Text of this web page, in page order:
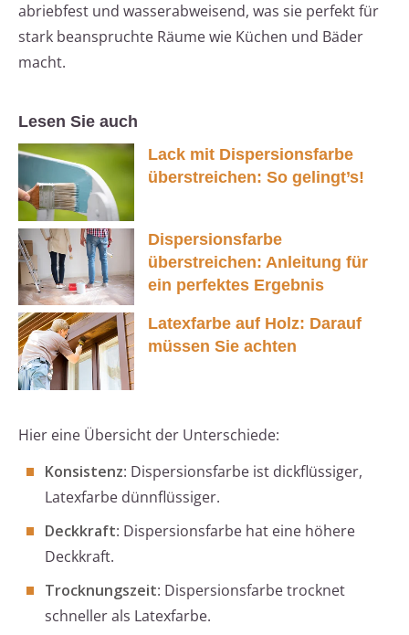
abriebfest und wasserabweisend, was sie perfekt für
stark beanspruchte Räume wie Küchen und Bäder
macht.
Lesen Sie auch
Lack mit Dispersionsfarbe
überstreichen: So gelingt’s!
Dispersionsfarbe
überstreichen: Anleitung für
ein perfektes Ergebnis
Latexfarbe auf Holz: Darauf
müssen Sie achten
Hier eine Übersicht der Unterschiede:
Konsistenz: Dispersionsfarbe ist dickflüssiger,
Latexfarbe dünnflüssiger.
Deckkraft: Dispersionsfarbe hat eine höhere
Deckkraft.
Trocknungszeit: Dispersionsfarbe trocknet
schneller als Latexfarbe.